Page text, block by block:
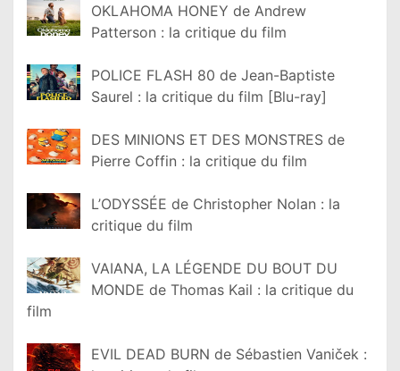
OKLAHOMA HONEY de Andrew
Patterson : la critique du film
POLICE FLASH 80 de Jean-Baptiste
Saurel : la critique du film [Blu-ray]
DES MINIONS ET DES MONSTRES de
Pierre Coffin : la critique du film
L’ODYSSÉE de Christopher Nolan : la
critique du film
VAIANA, LA LÉGENDE DU BOUT DU
MONDE de Thomas Kail : la critique du
film
EVIL DEAD BURN de Sébastien Vaniček :